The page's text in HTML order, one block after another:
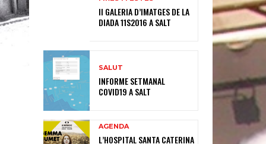
II GALERIA D’IMATGES DE LA
DIADA 11S2016 A SALT
SALUT
INFORME SETMANAL
COVID19 A SALT
AGENDA
L’HOSPITAL SANTA CATERINA